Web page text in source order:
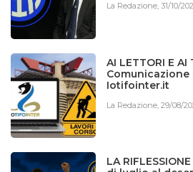
La Redazione,31/10/
AI LETTORI E AI
Iotifointer.it
La Redazione,29/08/
LA